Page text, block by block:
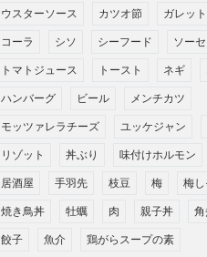
ウスターソース カツオ節 ガレット
コーラ シソ シーフード ソー
トマトジュース トースト ネギ
ハンバーグ ビール メンチカツ
モッツァレラチーズ ユッケジャン
リゾット 丼ぶり 味付けホルモン
居酒屋 手羽先 枝豆 梅 梅し
焼き鳥丼 牡蠣 肉 親子丼
餃子 魚介 鶏がらスープの素